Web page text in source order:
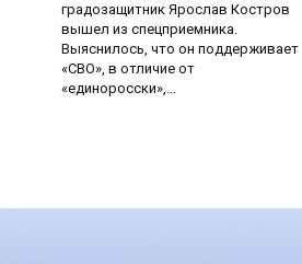
градозащитник Ярослав Костров
вышел из спецприемника.
Выяснилось, что он поддерживает
«СВО», в отличие от
«единоросски»,...